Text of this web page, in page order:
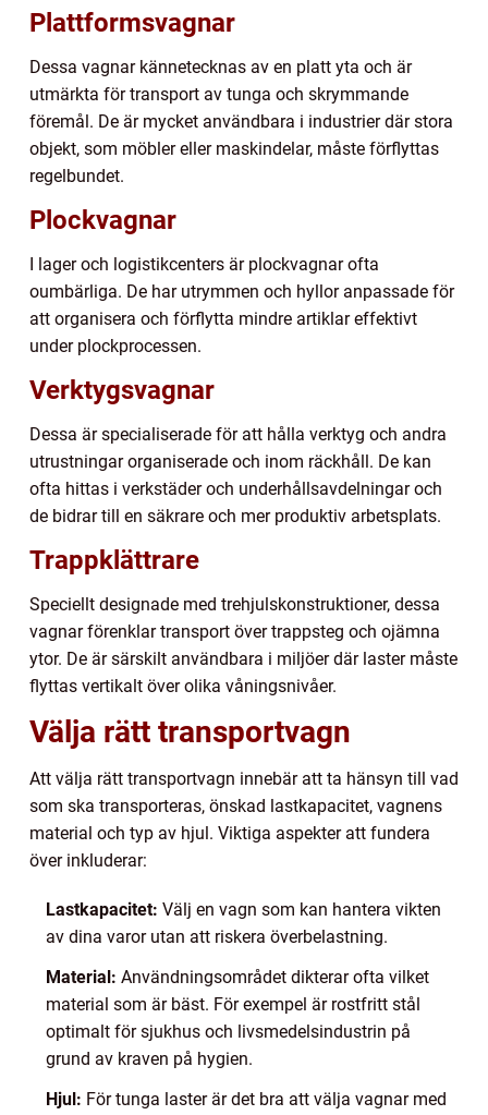
Plattformsvagnar
Dessa vagnar kännetecknas av en platt yta och är
utmärkta för transport av tunga och skrymmande
föremål. De är mycket användbara i industrier där stora
objekt, som möbler eller maskindelar, måste förflyttas
regelbundet.
Plockvagnar
I lager och logistikcenters är plockvagnar ofta
oumbärliga. De har utrymmen och hyllor anpassade för
att organisera och förflytta mindre artiklar effektivt
under plockprocessen.
Verktygsvagnar
Dessa är specialiserade för att hålla verktyg och andra
utrustningar organiserade och inom räckhåll. De kan
ofta hittas i verkstäder och underhållsavdelningar och
de bidrar till en säkrare och mer produktiv arbetsplats.
Trappklättrare
Speciellt designade med trehjulskonstruktioner, dessa
vagnar förenklar transport över trappsteg och ojämna
ytor. De är särskilt användbara i miljöer där laster måste
flyttas vertikalt över olika våningsnivåer.
Välja rätt transportvagn
Att välja rätt transportvagn innebär att ta hänsyn till vad
som ska transporteras, önskad lastkapacitet, vagnens
material och typ av hjul. Viktiga aspekter att fundera
över inkluderar:
Lastkapacitet: Välj en vagn som kan hantera vikten
av dina varor utan att riskera överbelastning.
Material: Användningsområdet dikterar ofta vilket
material som är bäst. För exempel är rostfritt stål
optimalt för sjukhus och livsmedelsindustrin på
grund av kraven på hygien.
Hjul: För tunga laster är det bra att välja vagnar med